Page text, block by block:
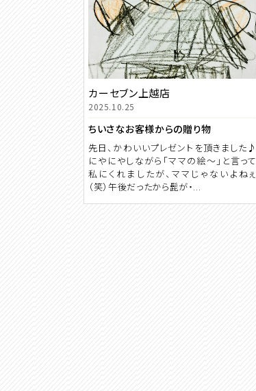
カーセブン上越店
2025.10.25
ちいさなお客様からの贈り物
先日、かわいいプレゼントを頂きました♪
にやにやしながら「ママの絵～」と言って
私にくれましたが、ママじゃないよねぇ
（笑）午後だったから髭が・...